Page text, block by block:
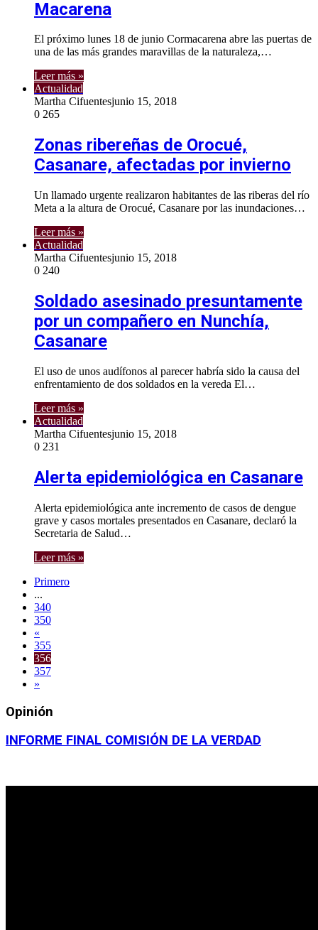
Macarena
El próximo lunes 18 de junio Cormacarena abre las puertas de
una de las más grandes maravillas de la naturaleza,…
Leer más »
Actualidad
Martha Cifuentesjunio 15, 2018
0 265
Zonas ribereñas de Orocué,
Casanare, afectadas por invierno
Un llamado urgente realizaron habitantes de las riberas del río
Meta a la altura de Orocué, Casanare por las inundaciones…
Leer más »
Actualidad
Martha Cifuentesjunio 15, 2018
0 240
Soldado asesinado presuntamente
por un compañero en Nunchía,
Casanare
El uso de unos audífonos al parecer habría sido la causa del
enfrentamiento de dos soldados en la vereda El…
Leer más »
Actualidad
Martha Cifuentesjunio 15, 2018
0 231
Alerta epidemiológica en Casanare
Alerta epidemiológica ante incremento de casos de dengue
grave y casos mortales presentados en Casanare, declaró la
Secretaria de Salud…
Leer más »
Primero
...
340
350
«
355
356
357
»
Opinión
INFORME FINAL COMISIÓN DE LA VERDAD